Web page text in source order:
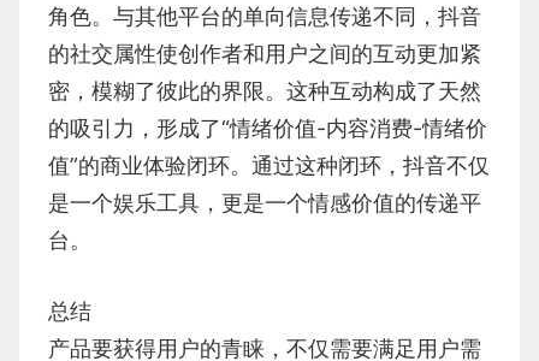
角色。与其他平台的单向信息传递不同，抖音
的社交属性使创作者和用户之间的互动更加紧
密，模糊了彼此的界限。这种互动构成了天然
的吸引力，形成了“情绪价值-内容消费-情绪价
值”的商业体验闭环。通过这种闭环，抖音不仅
是一个娱乐工具，更是一个情感价值的传递平
台。
总结
产品要获得用户的青睐，不仅需要满足用户需